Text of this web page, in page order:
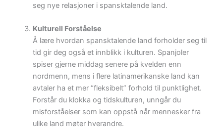
seg nye relasjoner i spansktalende land.
Kulturell Forståelse
Å lære hvordan spansktalende land forholder seg til
tid gir deg også et innblikk i kulturen. Spanjoler
spiser gjerne middag senere på kvelden enn
nordmenn, mens i flere latinamerikanske land kan
avtaler ha et mer “fleksibelt” forhold til punktlighet.
Forstår du klokka og tidskulturen, unngår du
misforståelser som kan oppstå når mennesker fra
ulike land møter hverandre.